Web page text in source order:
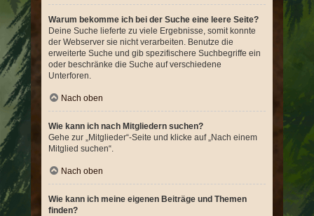
Warum bekomme ich bei der Suche eine leere Seite?
Deine Suche lieferte zu viele Ergebnisse, somit konnte
der Webserver sie nicht verarbeiten. Benutze die
erweiterte Suche und gib spezifischere Suchbegriffe ein
oder beschränke die Suche auf verschiedene
Unterforen.
Nach oben
Wie kann ich nach Mitgliedern suchen?
Gehe zur „Mitglieder“-Seite und klicke auf „Nach einem
Mitglied suchen“.
Nach oben
Wie kann ich meine eigenen Beiträge und Themen
finden?